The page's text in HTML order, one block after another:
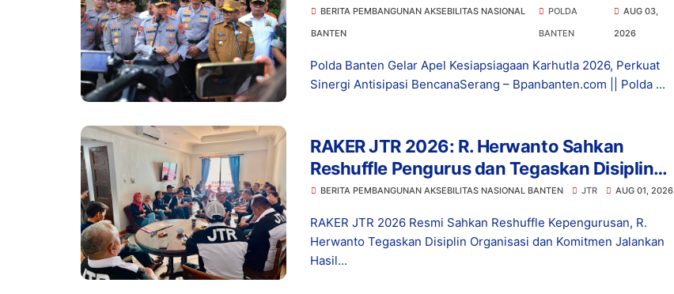
Bencana
BERITA PEMBANGUNAN AKSEBILITAS NASIONAL
BANTEN
POLDA
BANTEN
AUG 03,
2026
Polda Banten Gelar Apel Kesiapsiagaan Karhutla 2026, Perkuat
Sinergi Antisipasi BencanaSerang – Bpanbanten.com || Polda ...
RAKER JTR 2026: R. Herwanto Sahkan
Reshuffle Pengurus dan Tegaskan Disiplin
Organisasi
BERITA PEMBANGUNAN AKSEBILITAS NASIONAL BANTEN JTR AUG 01, 2026
RAKER JTR 2026 Resmi Sahkan Reshuffle Kepengurusan, R.
Herwanto Tegaskan Disiplin Organisasi dan Komitmen Jalankan
Hasil...